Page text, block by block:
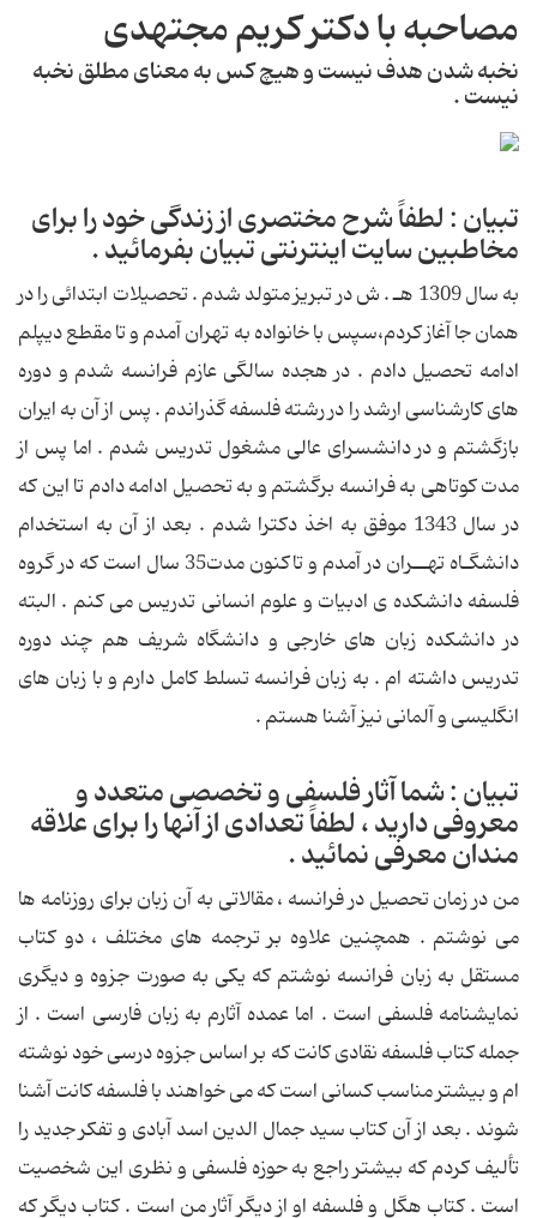
مصاحبه با دکتر کریم مجتهدی
نخبه شدن هدف نیست و هیچ كس به معنای مطلق نخبه
نیست .
تبیان : لطفاً شرح مختصری از زندگی خود را برای
مخاطبین سایت اینترنتی تبیان بفرمائید .
به سال 1309 هـ . ش در تبریز متولد شدم . تحصیلات ابتدائی را در
همان جا آغاز كردم،سپس با خانواده به تهران آمدم و تا مقطع دیپلم
ادامه تحصیل دادم . در هجده سالگی عازم فرانسه شدم و دوره
های كارشناسی ارشد را در رشته فلسفه گذراندم . پس از آن به ایران
بازگشتم و در دانشسرای عالی مشغول تدریس شدم . اما پس از
مدت كوتاهی به فرانسه برگشتم و به تحصیل ادامه دادم تا این كه
در سال 1343 موفق به اخذ دكترا شدم . بعد از آن به استخدام
دانشگـاه تهــران در آمدم و تاكنون مدت35 سال است كه در گروه
فلسفه دانشكده ی ادبیات و علوم انسانی تدریس می كنم . البته
در دانشكده زبان های خارجی و دانشگاه شریف هم چند دوره
تدریس داشته ام . به زبان فرانسه تسلط كامل دارم و با زبان های
انگلیسی و آلمانی نیز آشنا هستم .
تبیان : شما آثار فلسفی و تخصصی متعدد و
معروفی دارید ، لطفاً تعدادی از آنها را برای علاقه
مندان معرفی نمائید .
من در زمان تحصیل در فرانسه ، مقالاتی به آن زبان برای روزنامه ها
می نوشتم . همچنین علاوه بر ترجمه های مختلف ، دو كتاب
مستقل به زبان فرانسه نوشتم كه یكی به صورت جزوه و دیگری
نمایشنامه فلسفی است . اما عمده آثارم به زبان فارسی است . از
جمله كتاب فلسفه نقادی كانت كه بر اساس جزوه درسی خود نوشته
ام و بیشتر مناسب كسانی است كه می خواهند با فلسفه كانت آشنا
شوند . بعد از آن كتاب سید جمال الدین اسد آبادی و تفكر جدید را
تألیف كردم كه بیشتر راجع به حوزه فلسفی و نظری این شخصیت
است . كتاب هگل و فلسفه او از دیگر آثار من است . كتاب دیگر كه